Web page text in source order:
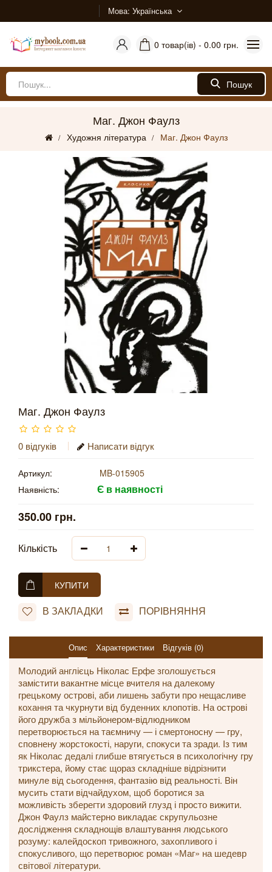
Мова Українська
0 товар(ів) - 0.00 грн.
Пошук
Маг. Джон Фаулз
Художня література Маг. Джон Фаулз
Маг. Джон Фаулз
0 відгуків Написати відгук
Артикул:
MB-015905
Наявність:
Є в наявності
350.00 грн.
Кількість
КУПИТИ
В ЗАКЛАДКИ ПОРІВНЯННЯ
Опис Характеристики Відгуків (0)
Молодий англієць Ніколас Ерфе зголошується
замістити вакантне місце вчителя на далекому
грецькому острові, аби лишень забути про нещасливе
кохання та чкурнути від буденних клопотів. На острові
його дружба з мільйонером-відлюдником
перетворюється на таємничу — і смертоносну — гру,
сповнену жорстокості, наруги, спокуси та зради. Із тим
як Ніколас дедалі глибше втягується в психологічну гру
трикстера, йому стає щораз складніше відрізнити
минуле від сьогодення, фантазію від реальності. Він
мусить стати відчайдухом, щоб боротися за
можливість зберегти здоровий глузд і просто вижити.
Джон Фаулз майстерно викладає скрупульозне
дослідження складнощів влаштування людського
розуму: калейдоскоп тривожного, захопливого і
спокусливого, що перетворює роман «Маг» на шедевр
світової літератури.